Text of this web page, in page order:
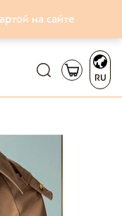
на сайте
RU